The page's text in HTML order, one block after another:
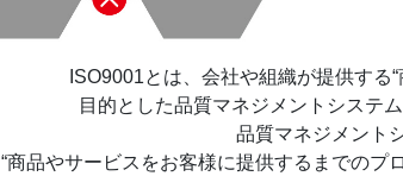
ISO9001とは、会社や組織が提供する
目的とした品質マネジメントシステ
品質マネジメント
“商品やサービスをお客様に提供するまでのプ